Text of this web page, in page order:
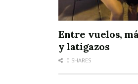
Entre vuelos,
y latigazos
0 SHARES